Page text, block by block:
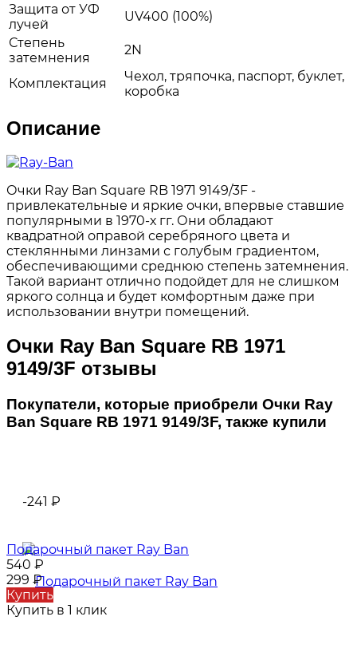
Защита от УФ
лучей
UV400 (100%)
Степень
затемнения
2N
Комплектация
Чехол, тряпочка, паспорт, буклет,
коробка
Описание
Очки Ray Ban Square RB 1971 9149/3F -
привлекательные и яркие очки, впервые ставшие
популярными в 1970-х гг. Они обладают
квадратной оправой серебряного цвета и
стеклянными линзами с голубым градиентом,
обеспечивающими среднюю степень затемнения.
Такой вариант отлично подойдет для не слишком
яркого солнца и будет комфортным даже при
использовании внутри помещений.
Очки Ray Ban Square RB 1971
9149/3F отзывы
Покупатели, которые приобрели Очки Ray
Ban Square RB 1971 9149/3F, также купили
-241 ₽
Подарочный пакет Ray Ban
540 ₽
299 ₽
Купить
Купить в 1 клик